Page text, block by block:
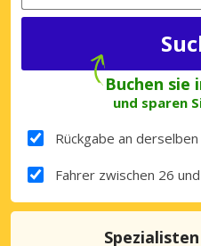
Buchen sie
und sparen
Rückgabe an
Fahrer zwischen 26